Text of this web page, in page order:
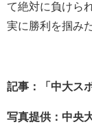
て絶対に負けら
実に勝利を掴み
記事：「中大ス
写真提供：中央